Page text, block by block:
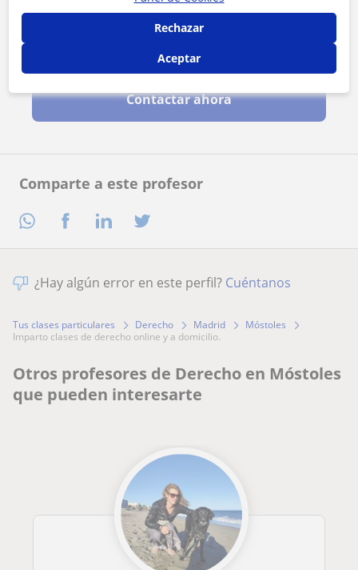
Comparte a este profesor
Al hacer clic, aceptas nuestro aviso legal
Contactar ahora
¿Hay algún error en este perfil? Cuéntanos
Tus clases particulares Derecho Madrid
Móstoles
imparto clases de derecho online y a domicilio.
Otros profesores de Derecho en Móstoles
que pueden interesarte
Rechazar
Aceptar